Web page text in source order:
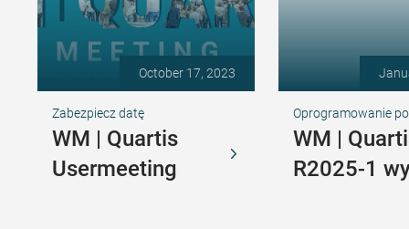
October 17, 2023
Zabezpiecz datę
WM | Quartis
Usermeeting
Oprogramowanie
WM |
R2025-1